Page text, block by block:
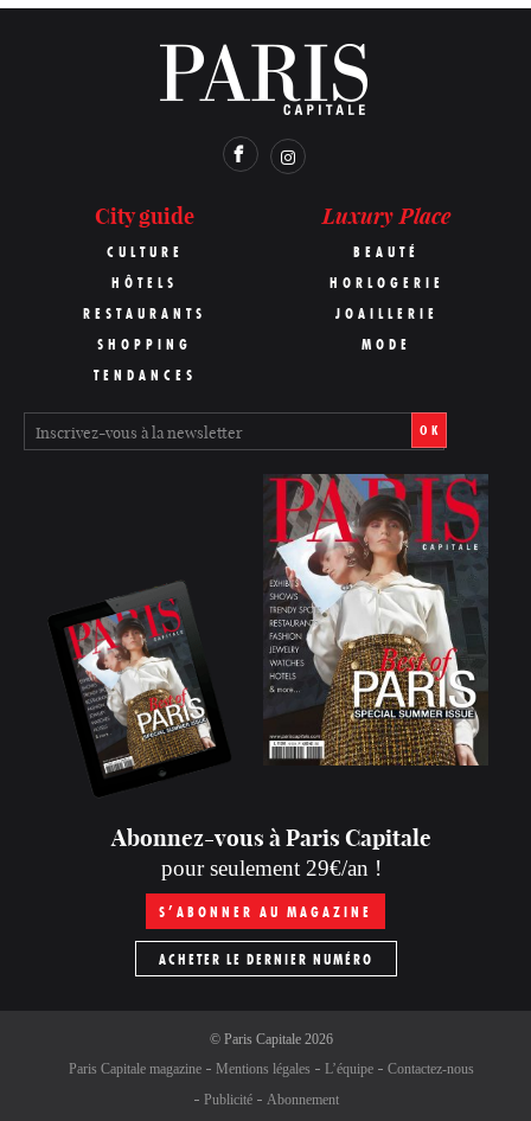
City guide
CULTURE
HÔTELS
RESTAURANTS
SHOPPING
TENDANCES
Luxury Place
BEAUTÉ
HORLOGERIE
JOAILLERIE
MODE
OK
Abonnez-vous à Paris Capitale
pour seulement 29€/an !
S’ABONNER AU MAGAZINE
ACHETER LE DERNIER NUMÉRO
© Paris Capitale2026
Paris Capitale magazine
Mentions légales L’équipe
Contactez-nous
Publicité
Abonnement